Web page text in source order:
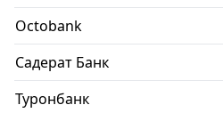
Octobank
Садерат Банк
Туронбанк